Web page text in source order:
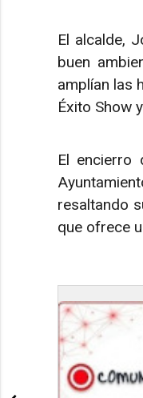
El alcalde,
buen
amplían las
Éxito Show
El encierro
resaltando
que ofrece